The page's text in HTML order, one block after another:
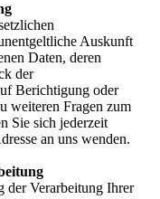
Auskunft
Daten, deren
der
Berichtigung oder
weiteren Fragen zum
Sie sich jederzeit
an uns wenden.
der Verarbeitung Ihrer